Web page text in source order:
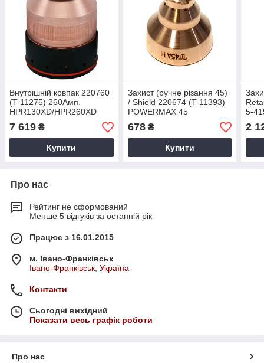
Внутрішній ковпак 220760
(T-11275) 260Амп.
HPR130XD/HPR260XD
7 619 ₴
Купити
Захист (ручне різання 45)
/ Shield 220674 (T-11393)
POWERMAX 45
678₴
Купити
5-
2
Про нас
Рейтинг не сформований
Менше 5 відгуків за останній рік
Працює з 16.01.2015
м. Івано-Франківськ
Івано-Франківськ, Україна
Контакти
Сьогодні вихідний
Показати весь графік роботи
Про нас